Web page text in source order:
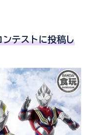
テストに投稿し